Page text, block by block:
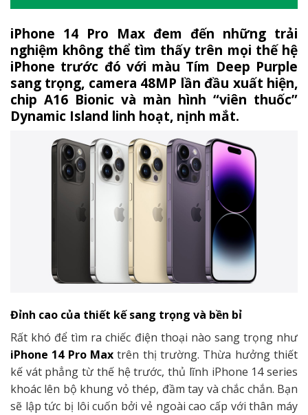
iPhone 14 Pro Max đem đến những trải
nghiệm không thể tìm thấy trên mọi thế hệ
iPhone trước đó với màu Tím Deep Purple
sang trọng, camera 48MP lần đầu xuất hiện,
chip A16 Bionic và màn hình “viên thuốc”
Dynamic Island linh hoạt, nịnh mắt.
Đỉnh cao của thiết kế sang trọng và bền bỉ
Rất khó để tìm ra chiếc điện thoại nào sang trọng như
iPhone 14 Pro Max trên thị trường. Thừa hưởng thiết
kế vát phẳng từ thế hệ trước, thủ lĩnh iPhone 14 series
khoác lên bộ khung vỏ thép, đầm tay và chắc chắn. Bạn
sẽ lập tức bị lôi cuốn bởi vẻ ngoài cao cấp với thân máy